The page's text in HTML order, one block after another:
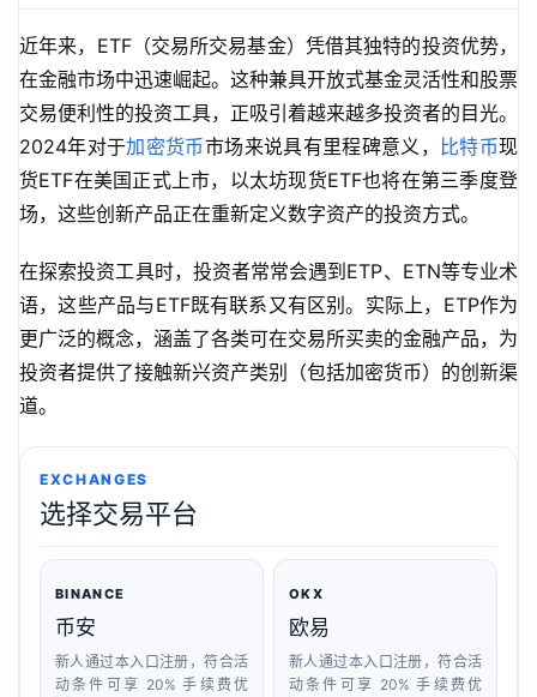
近年来，ETF（交易所交易基金）凭借其独特的投资优势，
在金融市场中迅速崛起。这种兼具开放式基金灵活性和股票
交易便利性的投资工具，正吸引着越来越多投资者的目光。
2024年对于加密货币市场来说具有里程碑意义， 比特币现
货ETF在美国正式上市，以太坊现货ETF也将在第三季度登
场，这些创新产品正在重新定义数字资产的投资方式。
在探索投资工具时，投资者常常会遇到ETP、ETN等专业术
语，这些产品与ETF既有联系又有区别。实际上，ETP作为
更广泛的概念，涵盖了各类可在交易所买卖的金融产品，为
投资者提供了接触新兴资产类别（包括加密货币）的创新渠
道。
EXCHANGES
选择交易平台
BINANCE
币安
新人通过本入口注册，符合活
动条件可享 20% 手续费优
OKX
欧易
新人通过本入口注册，符合活
动条件可享 20% 手续费优